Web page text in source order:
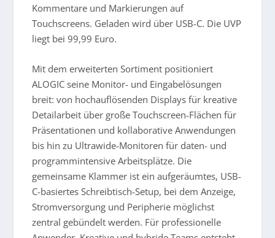
Kommentare und Markierungen auf
Touchscreens. Geladen wird über USB-C. Die UVP
liegt bei 99,99 Euro.
Mit dem erweiterten Sortiment positioniert
ALOGIC seine Monitor- und Eingabelösungen
breit: von hochauflösenden Displays für kreative
Detailarbeit über große Touchscreen-Flächen für
Präsentationen und kollaborative Anwendungen
bis hin zu Ultrawide-Monitoren für daten- und
programmintensive Arbeitsplätze. Die
gemeinsame Klammer ist ein aufgeräumtes, USB-
C-basiertes Schreibtisch-Setup, bei dem Anzeige,
Stromversorgung und Peripherie möglichst
zentral gebündelt werden. Für professionelle